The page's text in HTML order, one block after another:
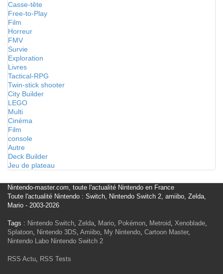
Casse-tête
Free-to-Play
Film
Horreur
FMV
Survie
Exploration
Livres
Tactical-RPG
Twin-stick shooter
City Builder
LEGO
Multi
Cinéma
Film
console
Autre
Deck Builder
Jeu de plateau
Nintendo-master.com, toute l'actualité Nintendo en France
Toute l'actualité Nintendo : Switch, Nintendo Switch 2, amiibo, Zelda,
Mario - 2003-2026
Tags : Nintendo Switch, Zelda, Mario, Pokémon, Metroid, Xenoblade,
Splatoon, Nintendo 3DS, Amiibo, My Nintendo, Cartoon Master,
Nintendo Labo Nintendo Switch 2
RSS Actu, RSS Tests